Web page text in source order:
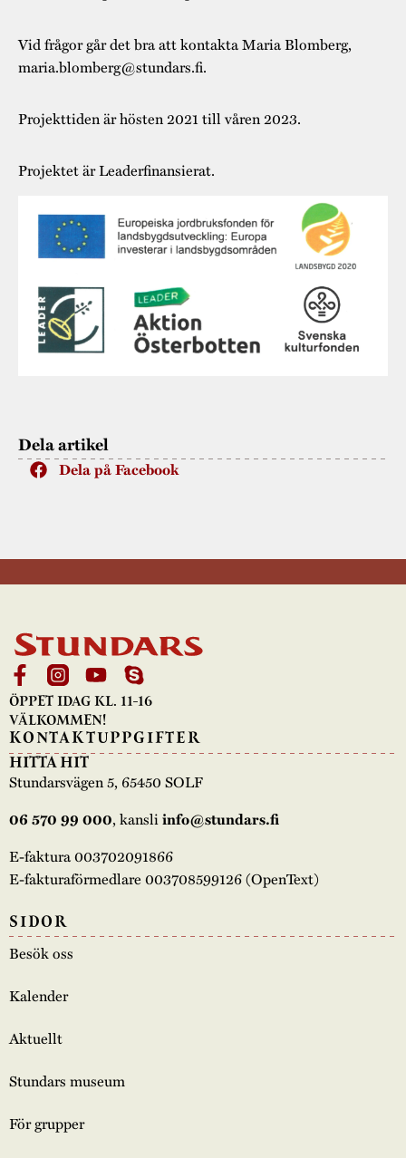
Dela artikel
Dela på Facebook
Vid frågor går det bra att kontakta Maria Blomberg,
maria.blomberg@stundars.fi.
Projekttiden är hösten 2021 till våren 2023.
Projektet är Leaderfinansierat.
ÖPPET IDAG KL. 11-16
VÄLKOMMEN!
KONTAKTUPPGIFTER
HITTA HIT
Stundarsvägen 5, 65450 SOLF
06 570 99 000, kansliinfo@stundars.fi
E-faktura 003702091866
E-fakturaförmedlare 003708599126 (OpenText)
SIDOR
Besök oss
Kalender
Aktuellt
Stundars museum
För grupper